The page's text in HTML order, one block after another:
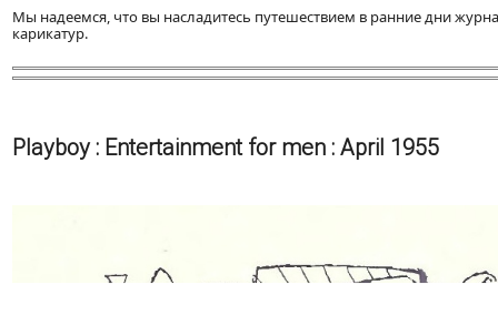
Мы надеемся, что вы насладитесь путешествием в ранние дни
карикатур.
Playboy : Entertainment for men : April 1955